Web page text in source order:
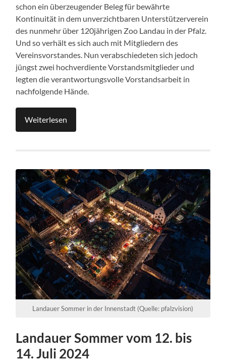
schon ein überzeugender Beleg für bewährte
Kontinuität in dem unverzichtbaren Unterstützerverein
des nunmehr über 120jährigen Zoo Landau in der Pfalz.
Und so verhält es sich auch mit Mitgliedern des
Vereinsvorstandes. Nun verabschiedeten sich jedoch
jüngst zwei hochverdiente Vorstandsmitglieder und
legten die verantwortungsvolle Vorstandsarbeit in
nachfolgende Hände.
Weiterlesen
Landauer Sommer in der Innenstadt (Quelle: pfalzvision)
Landauer Sommer vom 12. bis
14. Juli 2024